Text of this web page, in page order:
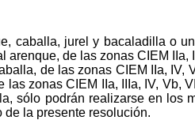
caballa, jurel y bacaladilla o
de las zonas CIEM IIa,
de las zonas CIEM IIa, IV,
zonas CIEM IIa, IIIa, IV, Vb,
sólo podrán realizarse en los
la presente resolución.